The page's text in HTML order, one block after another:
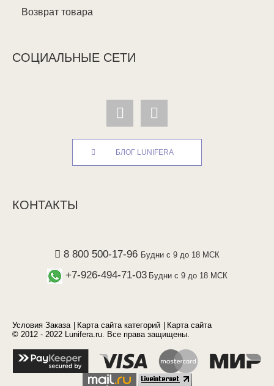
Возврат товара
СОЦИАЛЬНЫЕ СЕТИ
БЛОГ LUNIFERA
КОНТАКТЫ
8 800 500-17-96 Будни с 9 до 18 МСК
+7-926-494-71-03 Будни с 9 до 18 МСК
Условия Заказа Карта сайта категорий
Карта сайта
© 2012 - 2022 Lunifera.ru. Все права защищены.